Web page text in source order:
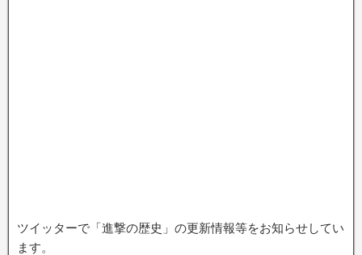
ツイッターで「進撃の歴史」の更新情報等をお知らせしてい
ます。